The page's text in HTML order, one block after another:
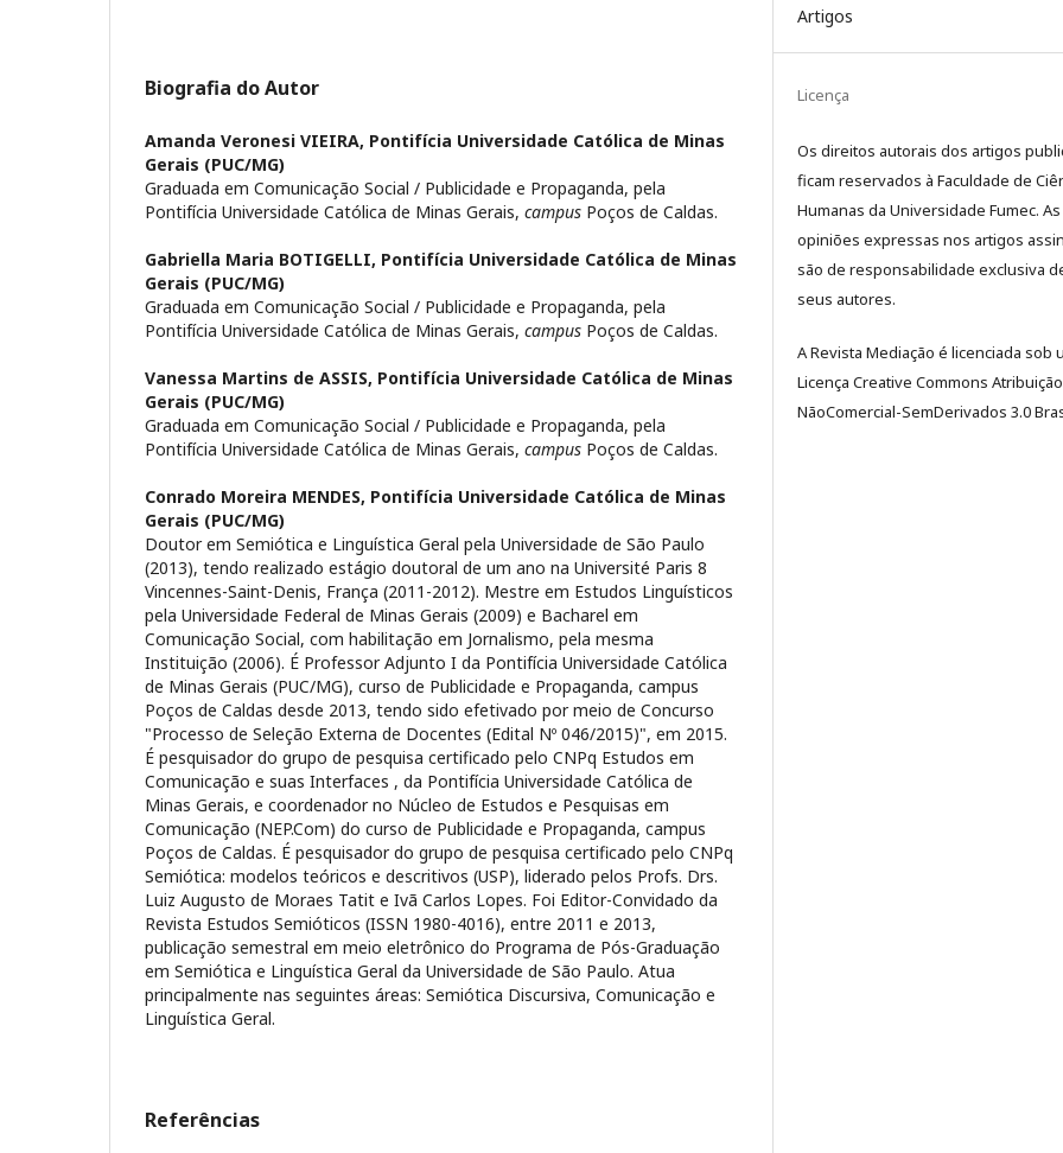
Biografia do Autor
Amanda Veronesi VIEIRA, Pontifícia Universidade Católica de Minas
Gerais (PUC/MG)
Graduada em Comunicação Social / Publicidade e Propaganda, pela
Pontifícia Universidade Católica de Minas Gerais, campus Poços de Caldas.
Gabriella Maria BOTIGELLI, Pontifícia Universidade Católica de Minas
Gerais (PUC/MG)
Graduada em Comunicação Social / Publicidade e Propaganda, pela
Pontifícia Universidade Católica de Minas Gerais, campus Poços de Caldas.
Vanessa Martins de ASSIS, Pontifícia Universidade Católica de Minas
Gerais (PUC/MG)
Graduada em Comunicação Social / Publicidade e Propaganda, pela
Pontifícia Universidade Católica de Minas Gerais, campus Poços de Caldas.
Conrado Moreira MENDES, Pontifícia Universidade Católica de Minas
Gerais (PUC/MG)
Doutor em Semiótica e Linguística Geral pela Universidade de São Paulo
(2013), tendo realizado estágio doutoral de um ano na Université Paris 8
Vincennes-Saint-Denis, França (2011-2012). Mestre em Estudos Linguísticos
pela Universidade Federal de Minas Gerais (2009) e Bacharel em
Comunicação Social, com habilitação em Jornalismo, pela mesma
Instituição (2006). É Professor Adjunto I da Pontifícia Universidade Católica
de Minas Gerais (PUC/MG), curso de Publicidade e Propaganda, campus
Poços de Caldas desde 2013, tendo sido efetivado por meio de Concurso
"Processo de Seleção Externa de Docentes (Edital Nº 046/2015)", em 2015.
É pesquisador do grupo de pesquisa certificado pelo CNPq Estudos em
Comunicação e suas Interfaces , da Pontifícia Universidade Católica de
Minas Gerais, e coordenador no Núcleo de Estudos e Pesquisas em
Comunicação (NEP.Com) do curso de Publicidade e Propaganda, campus
Poços de Caldas. É pesquisador do grupo de pesquisa certificado pelo CNPq
Semiótica: modelos teóricos e descritivos (USP), liderado pelos Profs. Drs.
Luiz Augusto de Moraes Tatit e Ivã Carlos Lopes. Foi Editor-Convidado da
Revista Estudos Semióticos (ISSN 1980-4016), entre 2011 e 2013,
publicação semestral em meio eletrônico do Programa de Pós-Graduação
em Semiótica e Linguística Geral da Universidade de São Paulo. Atua
principalmente nas seguintes áreas: Semiótica Discursiva, Comunicação e
Linguística Geral.
Referências
Artigos
Licença
Os direitos autorais dos artigos
ficam reservados à Faculdade de
Humanas da Universidade Fumec. As
opiniões expressas nos artigos
são de responsabilidade exclusiva
seus autores.
A Revista Mediação é licenciada sob
Licença Creative Commons
NãoComercial-SemDerivados 3.0